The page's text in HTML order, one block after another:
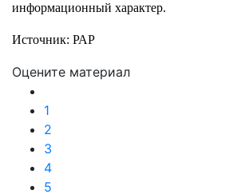
информационный характер.
Источник: РАР
Оцените материал
1
2
3
4
5